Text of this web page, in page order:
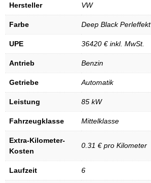
Hersteller VW
Farbe Deep Black Perleffekt
UPE 36420 € inkl. MwSt.
Antrieb Benzin
Getriebe Automatik
Leistung 85 kW
Fahrzeugklasse Mittelklasse
Extra-Kilometer-
Kosten
0.31 € pro Kilometer
Laufzeit 6